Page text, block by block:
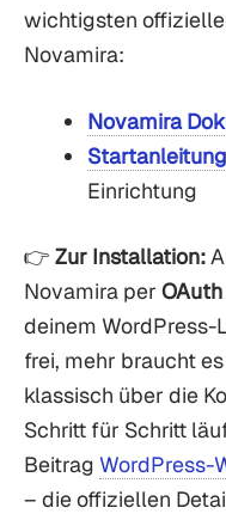
wichtigsten
Novamira:
Novamira
Startanleitung
Einrichtung
👉 Zur Installation:
Novamira per OAuth
deinem WordPress-
frei, mehr braucht
klassisch über die
Schritt für Schritt
Beitrag WordPress-
– die offiziellen